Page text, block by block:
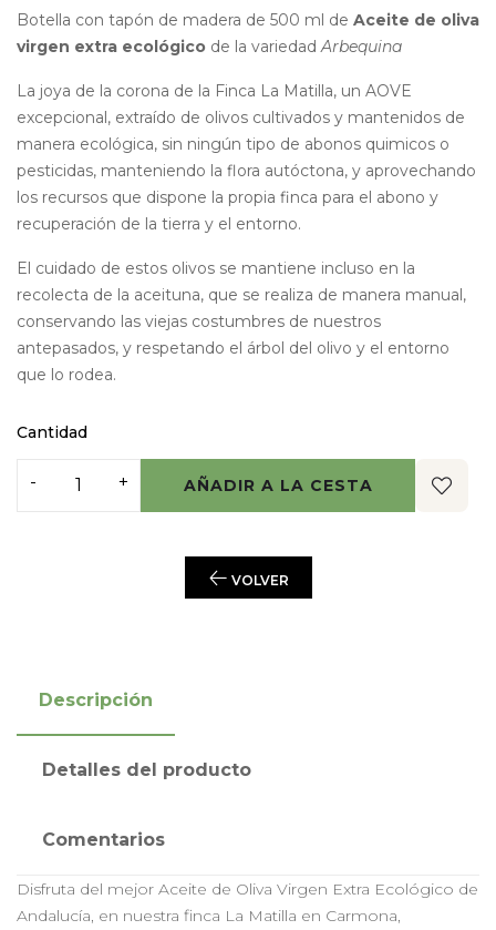
Botella con tapón de madera de 500 ml de Aceite de oliva
virgen extra ecológico de la variedadArbequina
La joya de la corona de la Finca La Matilla, un AOVE
excepcional, extraído de olivos cultivados y mantenidos de
manera ecológica, sin ningún tipo de abonos quimicos o
pesticidas, manteniendo la flora autóctona, y aprovechando
los recursos que dispone la propia finca para el abono y
recuperación de la tierra y el entorno.
El cuidado de estos olivos se mantiene incluso en la
recolecta de la aceituna, que se realiza de manera manual,
conservando las viejas costumbres de nuestros
antepasados, y respetando el árbol del olivo y el entorno
que lo rodea.
Cantidad
AÑADIR A LA CESTA
VOLVER
Descripción
Detalles del producto
Comentarios
Disfruta del mejor Aceite de Oliva Virgen Extra Ecológico de
Andalucía, en nuestra finca La Matilla en Carmona,